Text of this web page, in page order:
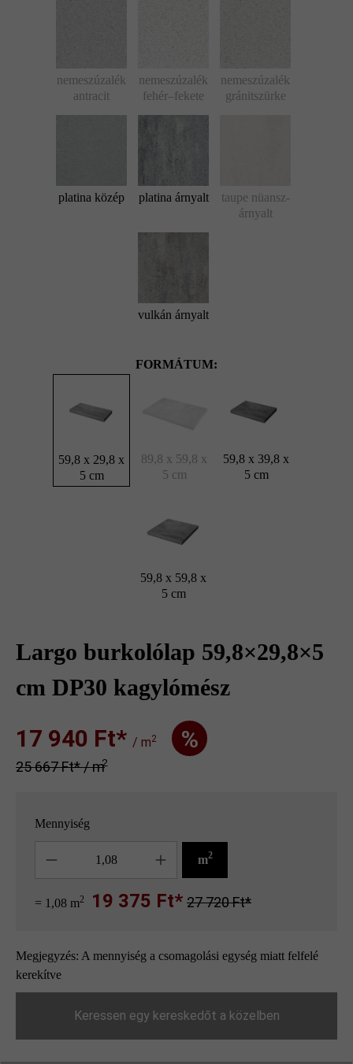
nemeszúzalék
antracit
nemeszúzalék
fehér–fekete
nemeszúzalék
gránitszürke
platina közép platina árnyalt
taupe nüansz-
árnyalt
vulkán árnyalt
FORMÁTUM:
59,8 x 29,8 x
5 cm
89,8 x 59,8 x
5 cm
59,8 x 39,8 x
5 cm
59,8 x 59,8 x
5 cm
Largo burkolólap 59,8×29,8×5
cm DP30 kagylómész
17 940 Ft‎‎‎* / m2 %
25 667 Ft‎‎‎* / m2
Mennyiség
m2
= 1,08 m2 19 375 Ft* 27 720 Ft*
Megjegyzés: A mennyiség a csomagolási egység miatt felfelé
kerekítve
Keressen egy kereskedőt a közelben